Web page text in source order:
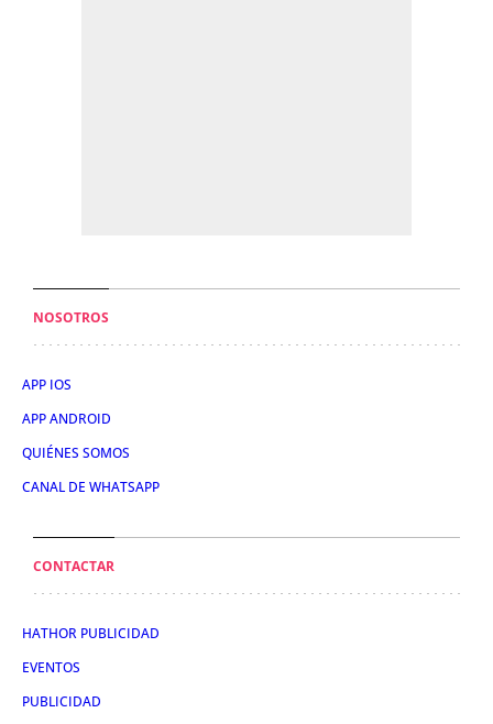
NOSOTROS
APP IOS
APP ANDROID
QUIÉNES SOMOS
CANAL DE WHATSAPP
CONTACTAR
HATHOR PUBLICIDAD
EVENTOS
PUBLICIDAD